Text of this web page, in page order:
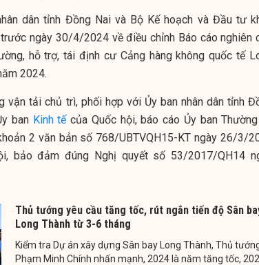
dân tỉnh Đồng Nai và Bộ Kế hoạch và Đầu tư
ngày 30/4/2024 về điều chỉnh Báo cáo nghiên
hỗ trợ, tái định cư Cảng hàng không quốc tế
2024.
vận tải chủ trì, phối hợp với Ủy ban nhân dân tỉnh
ban Kinh tếcủa Quốc hội, báo cáo Ủy ban
2 văn bản số 768/UBTVQH15-KT ngày 26/3/
bảo đảm đúng Nghị quyết số 53/2017/QH14
Thủ tướng yêu cầu tăng tốc, rút ngắn tiến độ Sân
Long Thành từ 3-6 tháng
Kiểm tra Dự án xây dựng Sân bay Long Thành, Thủ
Phạm Minh Chính nhấn mạnh, 2024 là năm tăng tốc,